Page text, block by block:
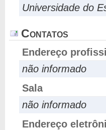
Universidade do
Contatos
Endereço
não informado
Sala
não informado
Endereço